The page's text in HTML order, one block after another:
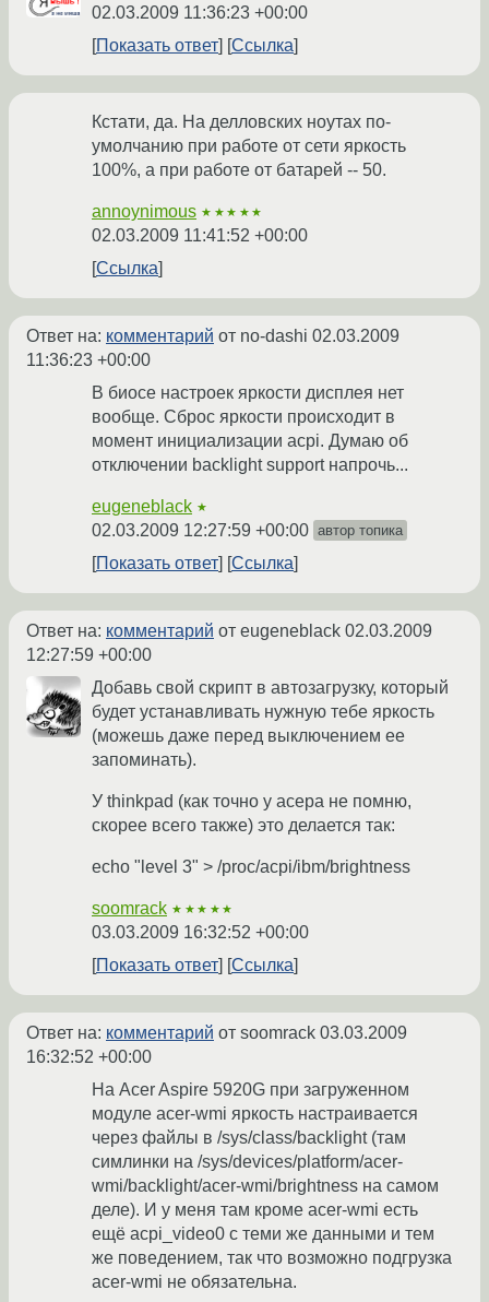
02.03.2009 11:36:23 +00:00
Показать ответ
Ссылка
Кстати, да. На делловских ноутах по-
умолчанию при работе от сети яркость
100%, а при работе от батарей -- 50.
annoynimous ★★★★★
02.03.2009 11:41:52 +00:00
Ссылка
Ответ на: комментарий от no-dashi 02.03.2009
11:36:23 +00:00
В биосе настроек яркости дисплея нет
вообще. Сброс яркости происходит в
момент инициализации acpi. Думаю об
отключении backlight support напрочь...
eugeneblack ★
02.03.2009 12:27:59 +00:00 автор топика
Показать ответ Ссылка
Ответ на: комментарий от eugeneblack 02.03.2009
12:27:59 +00:00
Добавь свой скрипт в автозагрузку, который
будет устанавливать нужную тебе яркость
(можешь даже перед выключением ее
запоминать).
У thinkpad (как точно у асера не помню,
скорее всего также) это делается так:
echo "level 3" > /proc/acpi/ibm/brightness
soomrack ★★★★★
03.03.2009 16:32:52 +00:00
Показать ответ
Ссылка
Ответ на: комментарий от soomrack 03.03.2009
16:32:52 +00:00
На Acer Aspire 5920G при загруженном
модуле acer-wmi яркость настраивается
через файлы в /sys/class/backlight (там
симлинки на /sys/devices/platform/acer-
wmi/backlight/acer-wmi/brightness на самом
деле). И у меня там кроме acer-wmi есть
ещё acpi_video0 с теми же данными и тем
же поведением, так что возможно подгрузка
acer-wmi не обязательна.